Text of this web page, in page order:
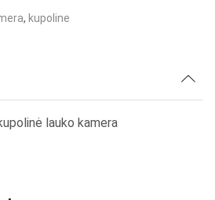
, kupoline
lauko kamera